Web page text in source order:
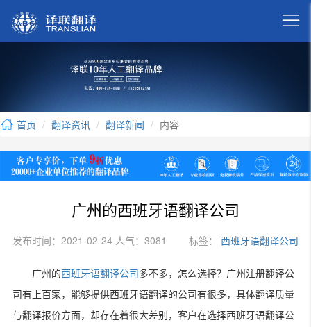

首页 翻译资讯 翻译新闻 内容
广州的西班牙语翻译公司
发布时间：2021-02-24 人气：3081 标签： 西班牙语翻译公司
广州的西班牙语翻译公司 多不多，怎么选择？广州注册翻译公
司有上百家，能够提供西班牙语翻译的公司有很多，具体翻译质量
与翻译报价方面，却存在着很大差别，客户在选择西班牙语翻译公